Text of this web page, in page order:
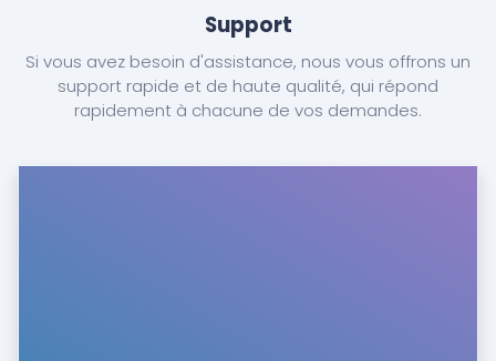
Support
Si vous avez besoin d'assistance, nous vous offrons un
support rapide et de haute qualité, qui répond
rapidement à chacune de vos demandes.